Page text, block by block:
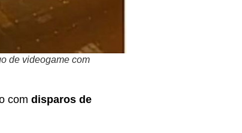
de videogame com
com disparos de